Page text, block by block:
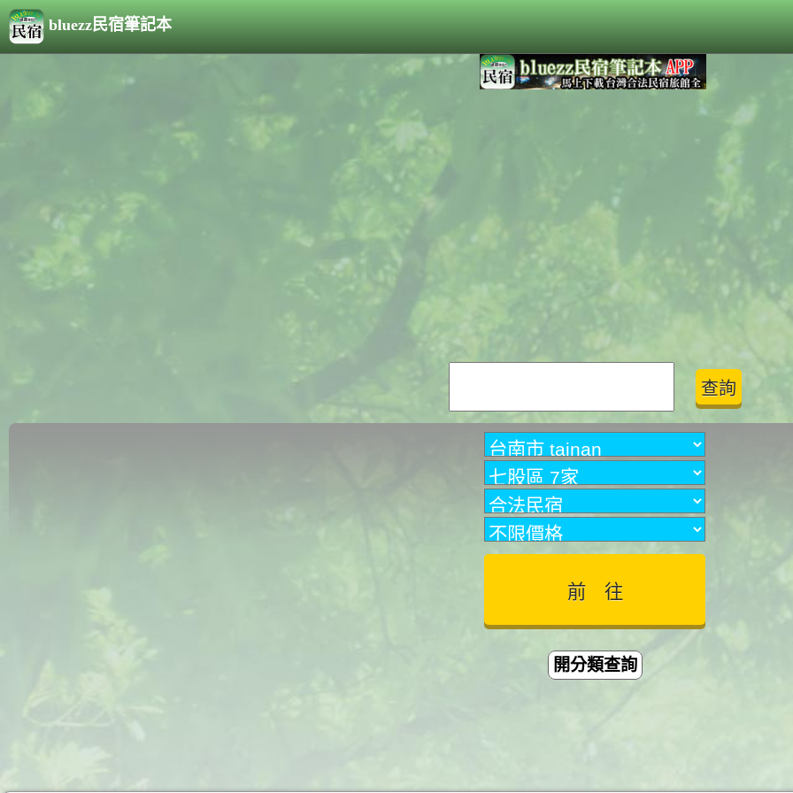
bluezz民宿筆記本
開分類查詢